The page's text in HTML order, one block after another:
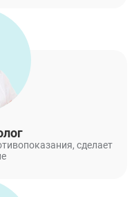
сделает